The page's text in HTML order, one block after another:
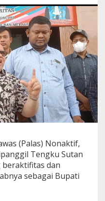
(Palas) Nonaktif,
Tengku Sutan
beraktifitas dan
sebagai Bupati